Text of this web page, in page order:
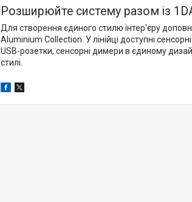
Розширюйте систему разом із
Для створення єдиного стилю інтер'єру
Aluminium Collection. У лінійці доступні
USB-розетки, сенсорні димери в єдиному
стилі.